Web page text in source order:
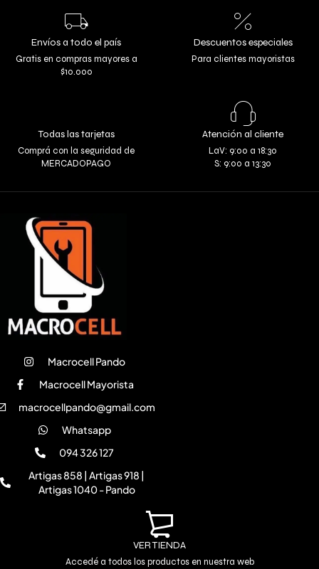
Envíos a todo el país
Gratis en compras mayores a
$10.000
Descuentos especiales
Para clientes mayoristas
Todas las tarjetas
Comprá con la seguridad de
MERCADOPAGO
Atención al cliente
LaV: 9:00 a 18:30
S: 9:00 a 13:30
Macrocell Pando
Macrocell Mayorista
macrocellpando@gmail.com
Whatsapp
094 326 127
Artigas 858 | Artigas 918 |
Artigas 1040 - Pando
VER TIENDA
Accedé a todos los productos en nuestra web